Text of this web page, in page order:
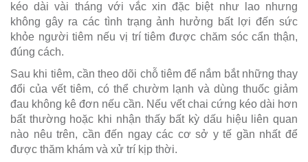
kéo dài vài tháng với vắc xin đặc biệt như lao nhưng
không gây ra các tình trạng ảnh hưởng bất lợi đến sức
khỏe người tiêm nếu vị trí tiêm được chăm sóc cẩn thận,
đúng cách.
Sau khi tiêm, cần theo dõi chỗ tiêm để nắm bắt những thay
đổi của vết tiêm, có thể chườm lạnh và dùng thuốc giảm
đau không kê đơn nếu cần. Nếu vết chai cứng kéo dài hơn
bất thường hoặc khi nhận thấy bất kỳ dấu hiệu liên quan
nào nêu trên, cần đến ngay các cơ sở y tế gần nhất để
được thăm khám và xử trí kịp thời.